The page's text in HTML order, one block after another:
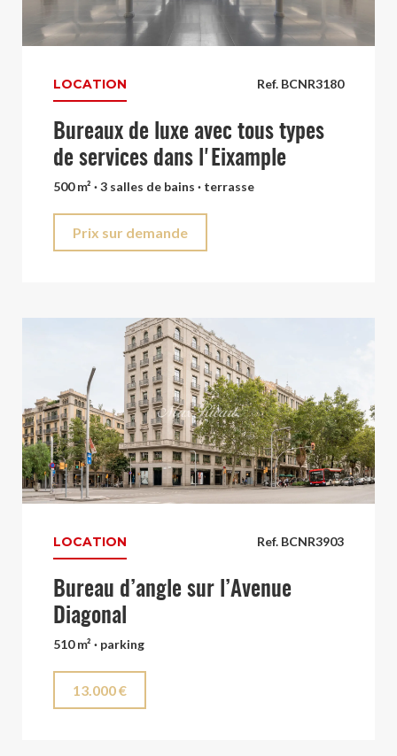
Ref. BCNR3180
LOCATION
Bureaux de luxe avec tous types
de services dans l'Eixample
500 m² · 3 salles de bains · terrasse
Prix sur demande
Ref. BCNR3903
LOCATION
Bureau d’angle sur l’Avenue
Diagonal
510 m² · parking
13.000 €